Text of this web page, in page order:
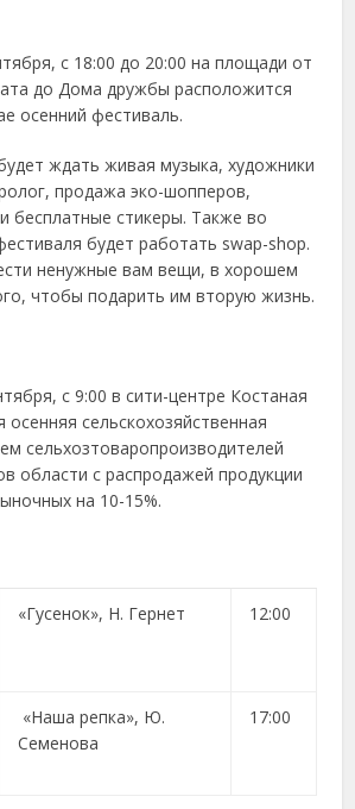
с 18:00 до 20:00 на площади от
до Дома дружбы расположится
осенний фестиваль.
ждать живая музыка, художники
продажа эко-шопперов,
бесплатные стикеры. Также во
будет работать swap-shop.
ненужные вам вещи, в хорошем
чтобы подарить им вторую жизнь.
с 9:00 в сити-центре Костаная
осенняя сельскохозяйственная
сельхозтоваропроизводителей
области с распродажей продукции
на 10-15%.
«Гусенок», Н. Гернет 12:00
«Наша репка», Ю.
Семенова
17:00